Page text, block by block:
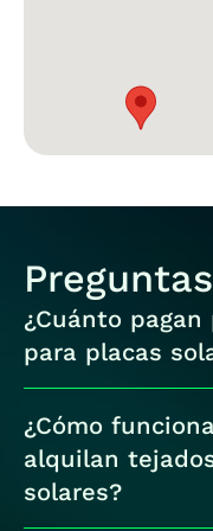
¿Cuánto
para placas
instalar placas
significativos.
mensuales,
de la cubierta, las
¿Cómo
alquilan
solares?